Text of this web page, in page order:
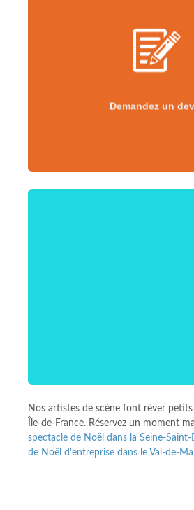
Demandez un
Demandez un devis
Nos artistes de scène font rêver
Île-de-France. Réservez un moment
spectacle de Noël dans la Seine-Saint-
de Noël d'entreprise dans le Val-de-